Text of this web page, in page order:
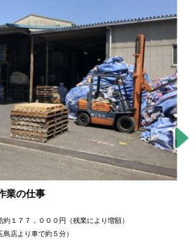
業の仕事
１７７，０００円（残業により増額）
店より車で約５分）